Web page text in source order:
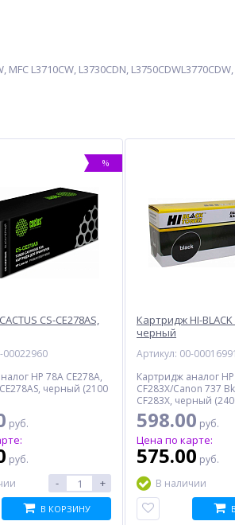
L3710CW, L3730CDN, L3750CDWL3770CDW,
%
CS-CE278AS,
00022960
HP 78A CE278A,
CE278AS, черный (2100
руб.
руб.
- +
В КОРЗИНУ
Картридж HI-BLACK
черный
Артикул: 00-00016991
Картридж аналог
CF283X/Canon 737
CF283X, черный
598.00 руб.
Цена по карте:
575.00 руб.
В наличии